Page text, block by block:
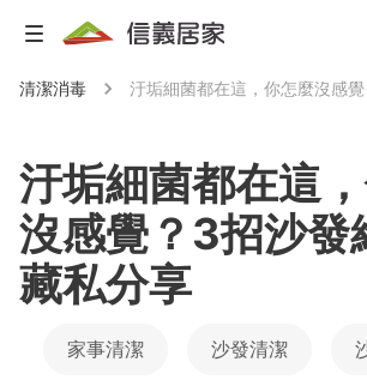
清潔消毒
汙垢細菌都在這
沒感覺？3招沙發
藏私分享
家事清潔 沙發清潔